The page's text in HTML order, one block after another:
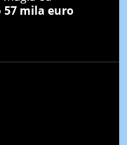
57 mila euro